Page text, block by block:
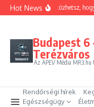
Ugrás a tartalomhoz
Hot News
Hogyan trükközhetsz,
Budapest 6
Terézváros
Az APEV Média MR3.hu
Rendőrségi hírek
Egészségügy